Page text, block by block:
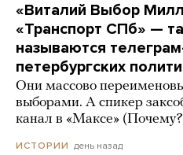
«Виталий Выбор
«Транспорт СПб» —
называются
петербургских
Они массово
выборами. А спикер
канал в «Максе»
ИСТОРИИ день назад